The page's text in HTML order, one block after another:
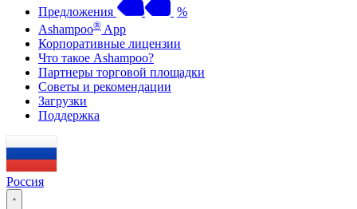
Предложения
%
Ashampoo® App
Корпоративные лицензии
Что такое Ashampoo?
Партнеры торговой площадки
Советы и рекомендации
Загрузки
Поддержка
Россия